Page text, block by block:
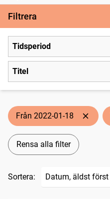
Filtrera
Tidsperiod
Titel
Från 2022-01-18
Rensa alla filter
Sortera: